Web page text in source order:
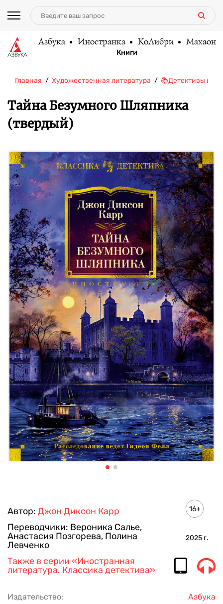
Азбука Иностранка КоЛибри Махаон
Книги
Главная Художественная литература 📚Детективы и
Тайна Безумного Шляпника
(твердый)
Автор: Джон Диксон Карр
Переводчики: Вероника Салье,
Анастасия Позгорева, Полина
Левченко
16+
2025 г.
Также в серии «Иностранная
литература. Классика детектива»
Издательство: Азбука